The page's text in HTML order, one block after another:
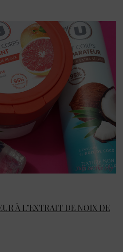
À L’EXTRAIT DE NOIX DE